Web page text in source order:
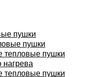
пушки
пушки
тепловые пушки
нагрева
тепловые пушки